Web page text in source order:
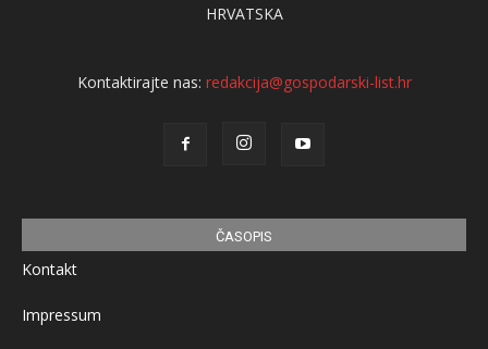
HRVATSKA
Kontaktirajte nas: redakcija@gospodarski-list.hr
ČASOPIS
Kontakt
Impressum